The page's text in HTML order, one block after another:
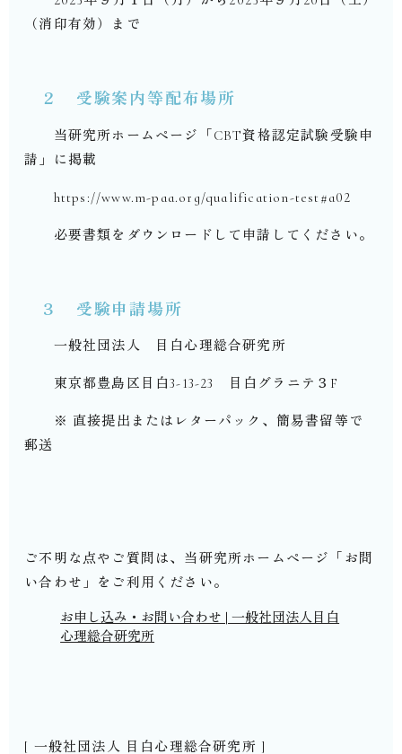
（消印有効）まで
２ 受験案内等配布場所
当研究所ホームページ「CBT資格認定試験受験申
請」に掲載
https://www.m-paa.org/qualification-test#a02
必要書類をダウンロードして申請してください。
３ 受験申請場所
一般社団法人 目白心理総合研究所
東京都豊島区目白3-13-23 目白グラニテ３F
※ 直接提出またはレターパック、簡易書留等で
郵送
ご不明な点やご質問は、当研究所ホームページ「お問
い合わせ」をご利用ください。
お申し込み・お問い合わせ | 一般社団法人目白
心理総合研究所
[ 一般社団法人 目白心理総合研究所 ]